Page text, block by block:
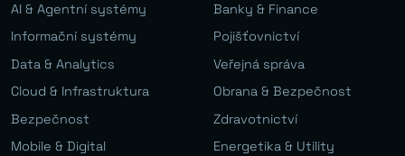
AI & Agentní systémy
Informační systémy
Data & Analytics
Cloud & Infrastruktura
Bezpečnost
Mobile & Digital
Banky & Finance
Pojišťovnictví
Veřejná správa
Obrana & Bezpečnost
Zdravotnictví
Energetika & Utility